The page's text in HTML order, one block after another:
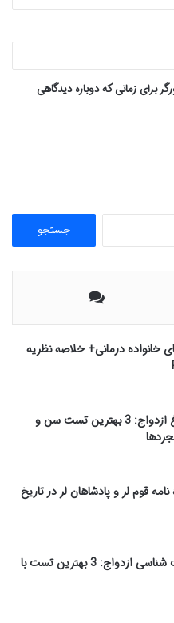
برای زمانی که دوباره دیدگاهی
ج
و
ب
ر
ی
خانواده درمانی+ خلاصه نظریه
تست آنلاین بلوغ ازدواج: 3 بهترین تست سن و
قوم لر و پادشاهان لر در تاریخ
سوالات شخصیت شناسی ازدواج: 3 بهترین تست با